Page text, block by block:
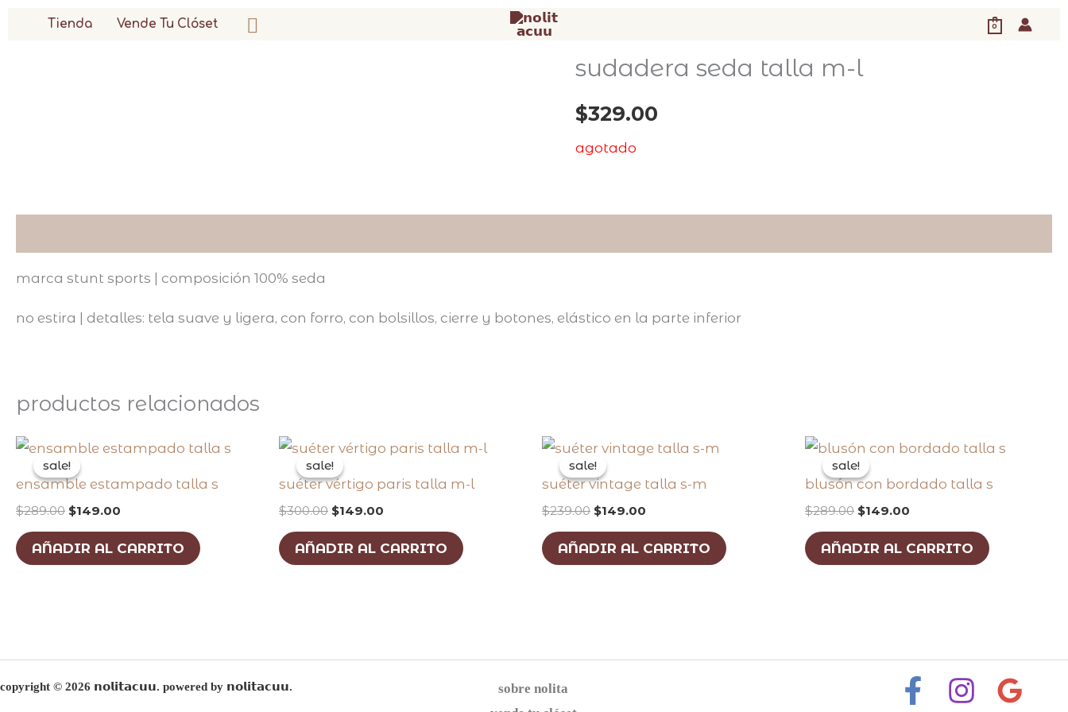
Tienda Vende Tu Clóset buscar 0
sudadera seda talla m-l
$329.00
agotado
marca stunt sports | composición 100% seda
no estira | detalles: tela suave y ligera, con forro, con bolsillos, cierre y botones, elástico en la parte inferior
productos relacionados
sale!
sale!
ensamble estampado talla s
$289.00
original
price
was:
$289.00.
$149.00
current
price
$149.00.
AÑADIR AL CARRITO
sale!
sale!
suéter vértigo paris talla m-l
$300.00
original
price
was:
$300.00.
$149.00
current
price
$149.00.
AÑADIR AL CARRITO
sale!
sale!
suéter vintage talla s-m
$239.00
original
price
was:
$239.00.
$149.00
current
$149.00.
AÑADIR AL CARRITO
sale!
sale!
blusón con bordado talla s
$289.00
original
price
was:
$289.00.
$149.00
current
$149.00.
AÑADIR AL CARRITO
copyright © 2026 𝗻𝗼𝗹𝗶𝘁𝗮𝗰𝘂𝘂. powered by 𝗻𝗼𝗹𝗶𝘁𝗮𝗰𝘂𝘂.
sobre nolita